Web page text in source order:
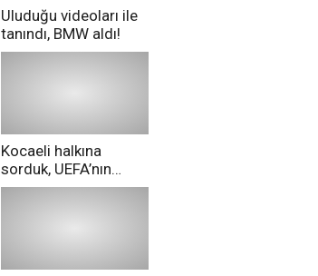
Uluduğu videoları ile
tanındı, BMW aldı!
Kocaeli halkına
sorduk, UEFA’nın
Merih Demiral kararı